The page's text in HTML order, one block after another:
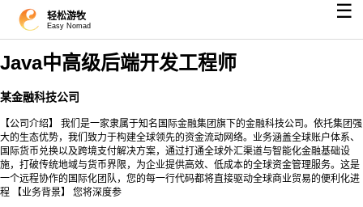
轻松游牧
Easy Nomad
☰
Java中高级后端开发工程师
某金融科技公司
【公司介绍】 我们是一家隶属于知名国际金融集团旗下的金融科技公司。依托集团强
大的生态优势，我们致力于构建全球领先的资金流动网络。业务涵盖全球账户体系、
国际货币兑换以及跨境支付解决方案，通过打通全球外汇渠道与智能化金融基础设
施，打破传统地域与货币界限，为企业提供高效、低成本的全球资金管理服务。这是
一个远程协作的国际化团队，您的每一行代码都将直接驱动全球商业贸易的便利化进
程 【业务背景】 您将深度参